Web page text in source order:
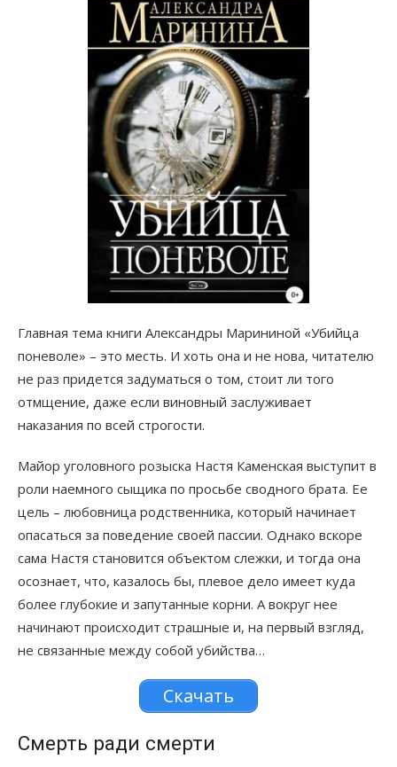
Главная тема книги Александры Марининой «Убийца
поневоле» – это месть. И хоть она и не нова, читателю
не раз придется задуматься о том, стоит ли того
отмщение, даже если виновный заслуживает
наказания по всей строгости.
Майор уголовного розыска Настя Каменская выступит в
роли наемного сыщика по просьбе сводного брата. Ее
цель – любовница родственника, который начинает
опасаться за поведение своей пассии. Однако вскоре
сама Настя становится объектом слежки, и тогда она
осознает, что, казалось бы, плевое дело имеет куда
более глубокие и запутанные корни. А вокруг нее
начинают происходит страшные и, на первый взгляд,
не связанные между собой убийства…
Скачать
Смерть ради смерти